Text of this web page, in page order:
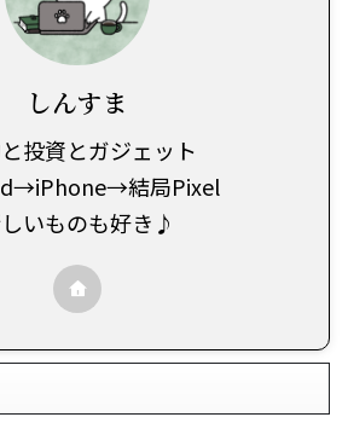
しんすま
投資とガジェット
結局Pixel
いものも好き♪